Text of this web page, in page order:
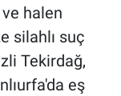
ve halen
silahlı suç
Tekirdağ,
eş